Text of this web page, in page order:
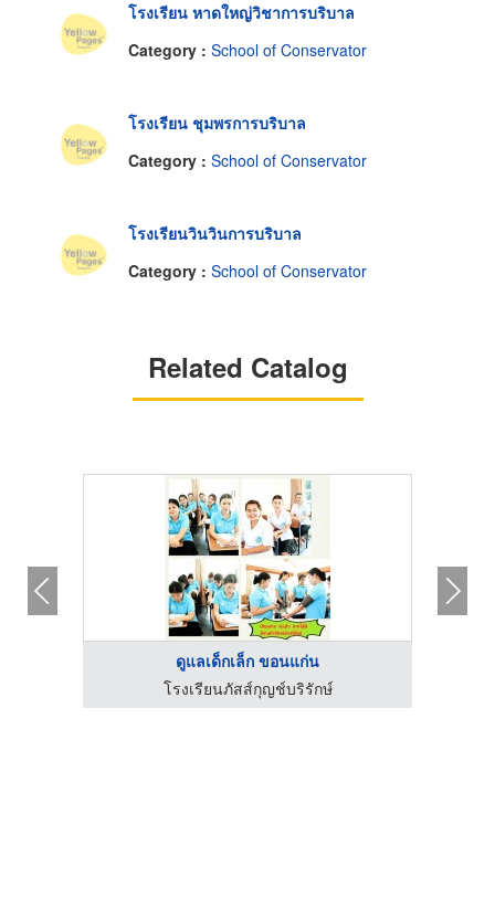
โรงเรียน หาดใหญ่วิชาการบริบาล
Category : School of Conservator
โรงเรียน ชุมพรการบริบาล
Category : School of Conservator
โรงเรียนวินวินการบริบาล
Category : School of Conservator
Related Catalog
ดูแลเด็กเล็ก ขอนแก่น
โรงเรียนภัสส์กุญช์บริรักษ์